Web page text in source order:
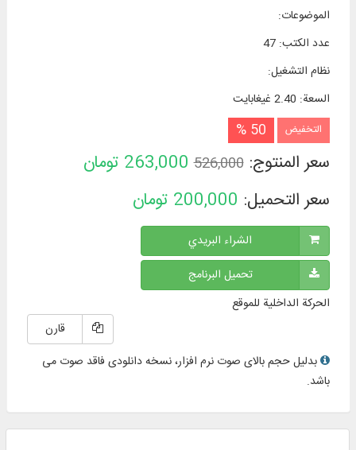
الموضوعات:
عدد الكتب:
47
نظام التشغیل:
السعة: 2.40 غيغابايت
التخفيض 50 %
سعر المنتوج:526,000
263,000 تومان
سعر التحميل: 200,000 تومان
الشراء البريدي
تحميل البرنامج
الحركة الداخلية للموقع
قارن
بدلیل حجم بالای صوت نرم افزار، نسخه دانلودی فاقد صوت می
باشد.